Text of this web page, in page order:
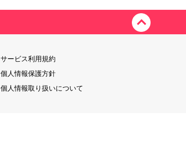
サービス利用規約
個人情報保護方針
個人情報取り扱いについて